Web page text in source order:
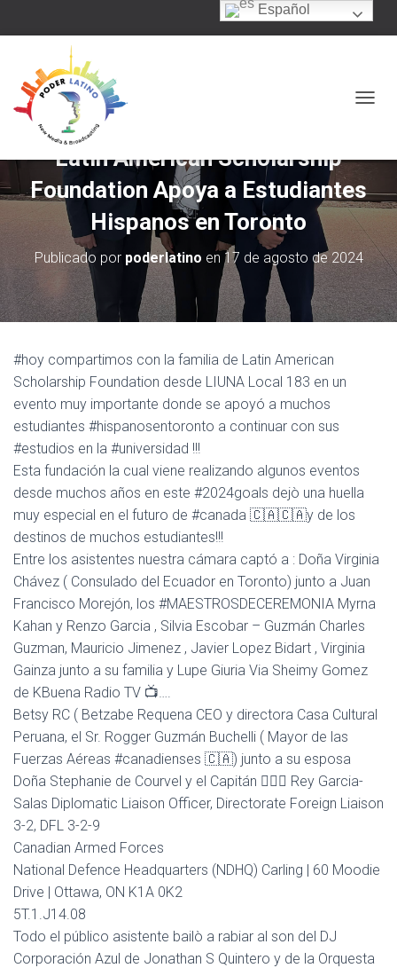
B
A
R
M
D
O
D
E
Latin American Scholarship
Foundation Apoya a Estudiantes
Hispanos en Toronto
Publicado por poderlatino en 17 de agosto de 2024
#hoy compartimos con la familia de Latin American
Scholarship Foundation desde LIUNA Local 183 en un
evento muy importante donde se apoyó a muchos
estudiantes #hispanosentoronto a continuar con sus
#estudios en la #universidad !!!
Esta fundación la cual viene realizando algunos eventos
desde muchos años en este #2024goals dejò una huella
muy especial en el futuro de #canada 🇨🇦🇨🇦y de los
destinos de muchos estudiantes!!!
Entre los asistentes nuestra cámara captó a : Doña Virginia
Chávez ( Consulado del Ecuador en Toronto) junto a Juan
Francisco Morejón, los #MAESTROSDECEREMONIA Myrna
Kahan y Renzo Garcia , Silvia Escobar – Guzmán Charles
Guzman, Mauricio Jimenez , Javier Lopez Bidart , Virginia
Gainza junto a su familia y Lupe Giuria Via Sheimy Gomez
de KBuena Radio TV 📺….
Betsy RC ( Betzabe Requena CEO y directora Casa Cultural
Peruana, el Sr. Rogger Guzmán Buchelli ( Mayor de las
Fuerzas Aéreas #canadienses 🇨🇦) junto a su esposa
Doña Stephanie de Courvel y el Capitán 👨🏻‍✈️ Rey Garcia-
Salas Diplomatic Liaison Officer, Directorate Foreign Liaison
3-2, DFL 3-2-9
Canadian Armed Forces
National Defence Headquarters (NDHQ) Carling | 60 Moodie
Drive | Ottawa, ON K1A 0K2
5T.1.J14.08
Todo el público asistente bailò a rabiar al son del DJ
Corporación Azul de Jonathan S Quintero y de la Orquesta
Español